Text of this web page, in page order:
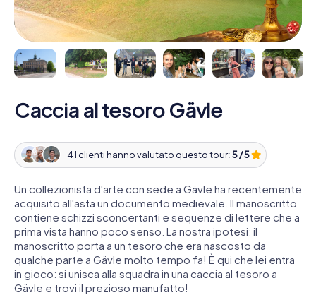
Caccia al tesoro Gävle
4 I clienti hanno valutato questo tour:5 / 5
Un collezionista d'arte con sede a Gävle ha recentemente
acquisito all'asta un documento medievale. Il manoscritto
contiene schizzi sconcertanti e sequenze di lettere che a
prima vista hanno poco senso. La nostra ipotesi: il
manoscritto porta a un tesoro che era nascosto da
qualche parte a Gävle molto tempo fa! È qui che lei entra
in gioco: si unisca alla squadra in una caccia al tesoro a
Gävle e trovi il prezioso manufatto!